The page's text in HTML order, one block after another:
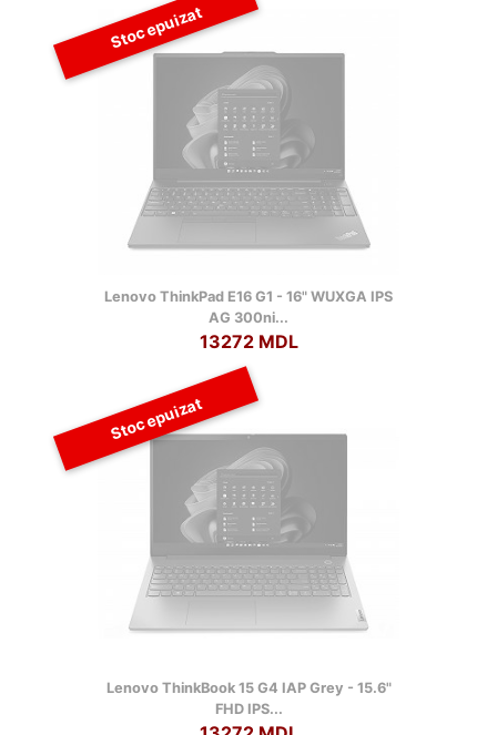
Stoc epuizat
Lenovo ThinkPad E16 G1 - 16" WUXGA IPS
AG 300ni...
13272 MDL
Stoc epuizat
Lenovo ThinkBook 15 G4 IAP Grey - 15.6"
FHD IPS...